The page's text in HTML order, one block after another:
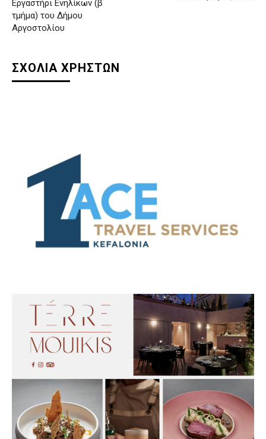
Εργαστήρι Ενηλίκων (β
τμήμα) του Δήμου
Αργοστολίου
ΣΧΟΛΙΑ ΧΡΗΣΤΩΝ